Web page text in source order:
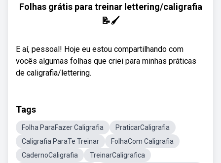
Folhas grátis para treinar lettering/caligrafia
📝🖌
E aí, pessoal! Hoje eu estou compartilhando com
vocês algumas folhas que criei para minhas práticas
de caligrafia/lettering.
Tags
Folha ParaFazer Caligrafia
PraticarCaligrafia
Caligrafia ParaTe Treinar
FolhaCom Caligrafia
CadernoCaligrafia
TreinarCaligrafica